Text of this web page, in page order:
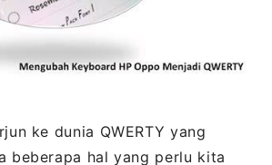
ke dunia QWERTY yang
beberapa hal yang perlu kita